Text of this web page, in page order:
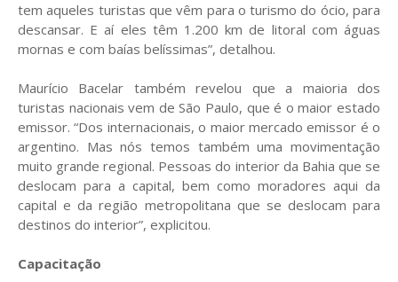
tem aqueles turistas que vêm para o turismo do ócio, para
descansar. E aí eles têm 1.200 km de litoral com águas
mornas e com baías belíssimas”, detalhou.
Maurício Bacelar também revelou que a maioria dos
turistas nacionais vem de São Paulo, que é o maior estado
emissor. “Dos internacionais, o maior mercado emissor é o
argentino. Mas nós temos também uma movimentação
muito grande regional. Pessoas do interior da Bahia que se
deslocam para a capital, bem como moradores aqui da
capital e da região metropolitana que se deslocam para
destinos do interior”, explicitou.
Capacitação